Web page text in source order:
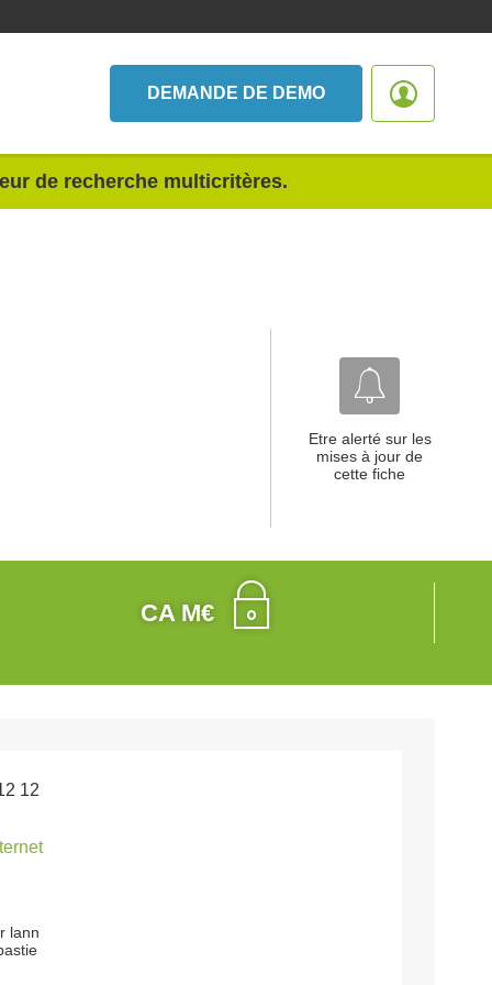
DEMANDE DE DEMO
de recherche multicritères.
Etre alerté sur les
mises à jour de
cette fiche
CA M€
12
lann